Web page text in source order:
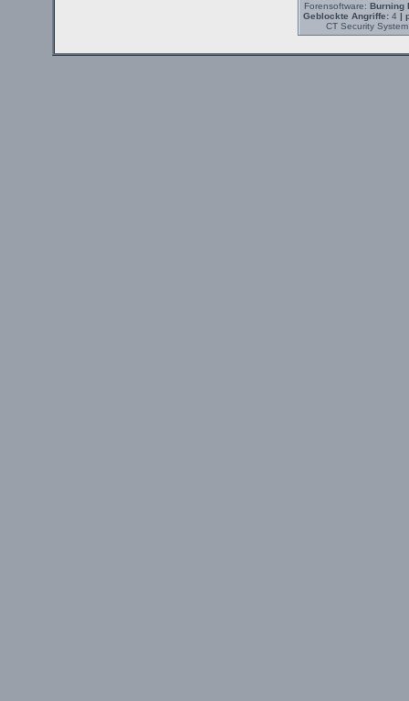
Forensoftware: Burning
Geblockte Angriffe:4 |
CT Security